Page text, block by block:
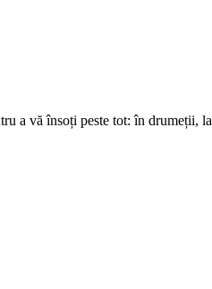
a vă însoți peste tot: în drumeții,